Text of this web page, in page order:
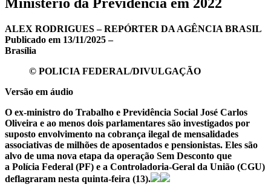
ALEX RODRIGUES – REPÓRTER DA AGÊNCIA BRASIL
Publicado em 13/11/2025 –
Brasília
© POLICIA FEDERAL/DIVULGAÇÃO
Versão em áudio
O ex-ministro do Trabalho e Previdência Social José Carlos
Oliveira e ao menos dois parlamentares são investigados por
suposto envolvimento na cobrança ilegal de mensalidades
associativas de milhões de aposentados e pensionistas. Eles são
alvo de uma nova etapa da operação Sem Desconto que
a Polícia Federal (PF) e a Controladoria-Geral da União (CGU)
deflagraram nesta quinta-feira (13).